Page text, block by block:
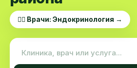
👨‍⚕️ Врачи: Эндокринология →